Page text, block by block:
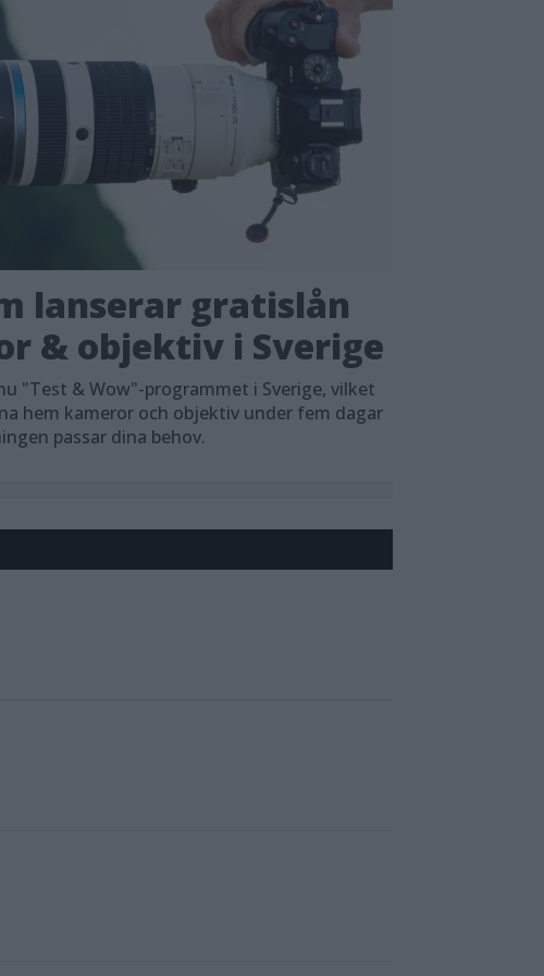
lanserar gratislån
& objektiv i Sverige
"Test & Wow"-programmet i Sverige, vilket
hem kameror och objektiv under fem dagar
passar dina behov.